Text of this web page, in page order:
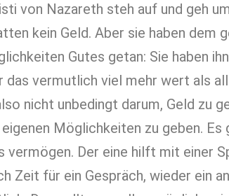
von Nazareth steh auf und geh
kein Geld. Aber sie haben dem
Gutes getan: Sie haben
das vermutlich viel mehr wert als
nicht unbedingt darum, Geld zu
eigenen Möglichkeiten zu geben. Es
vermögen. Der eine hilft mit einer
Zeit für ein Gespräch, wieder ein